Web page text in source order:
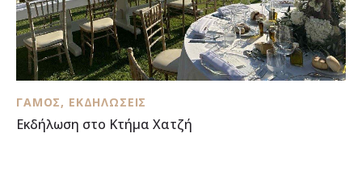
ΓΆΜΟΣ, ΕΚΔΗΛΏΣΕΙΣ
Εκδήλωση στο Κτήμα Χατζή